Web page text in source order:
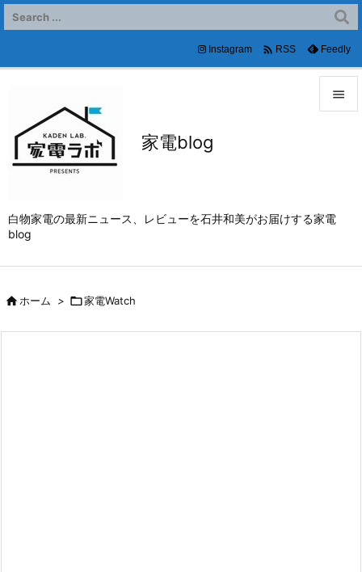
家電blog
白物家電の最新ニュース、レビューを石井和美がお届けする家電
blog


前へ
次へ
Instagram  RSS Feedly
ホーム > 家電Watch